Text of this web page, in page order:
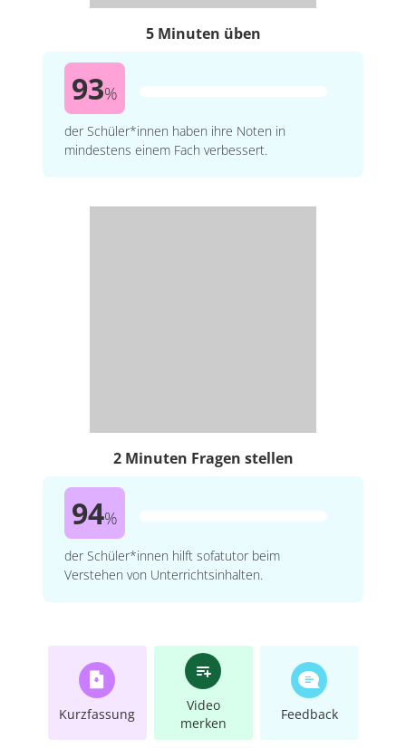
5 Minuten üben
93%
der Schüler*innen haben ihre Noten in
mindestens einem Fach verbessert.
2 Minuten Fragen stellen
94%
der Schüler*innen hilft sofatutor beim
Verstehen von Unterrichtsinhalten.
Kurzfassung
Video
merken
Feedback